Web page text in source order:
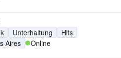
Unterhaltung
Hits
Aires Online